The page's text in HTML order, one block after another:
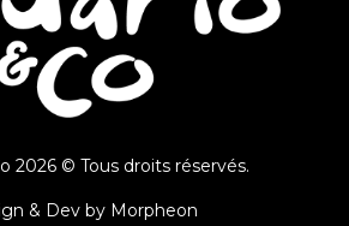
2026 © Tous droits réservés.
& Dev by Morpheon